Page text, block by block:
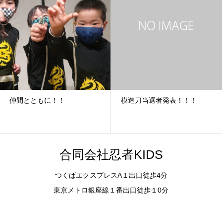
仲間とともに！！ 模造刀当選者発表！！！
合同会社忍者KIDS
つくばエクスプレスA１出口徒歩4分
東京メトロ銀座線１番出口徒歩１0分